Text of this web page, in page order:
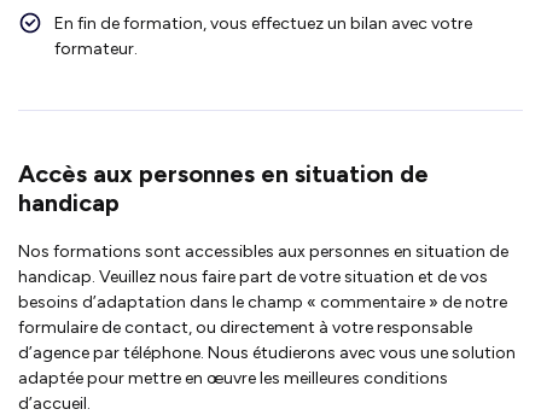
En fin de formation, vous effectuez un bilan avec votre
formateur.
Accès aux personnes en situation de
handicap
Nos formations sont accessibles aux personnes en situation de
handicap. Veuillez nous faire part de votre situation et de vos
besoins d’adaptation dans le champ « commentaire » de notre
formulaire de contact, ou directement à votre responsable
d’agence par téléphone. Nous étudierons avec vous une solution
adaptée pour mettre en œuvre les meilleures conditions
d’accueil.